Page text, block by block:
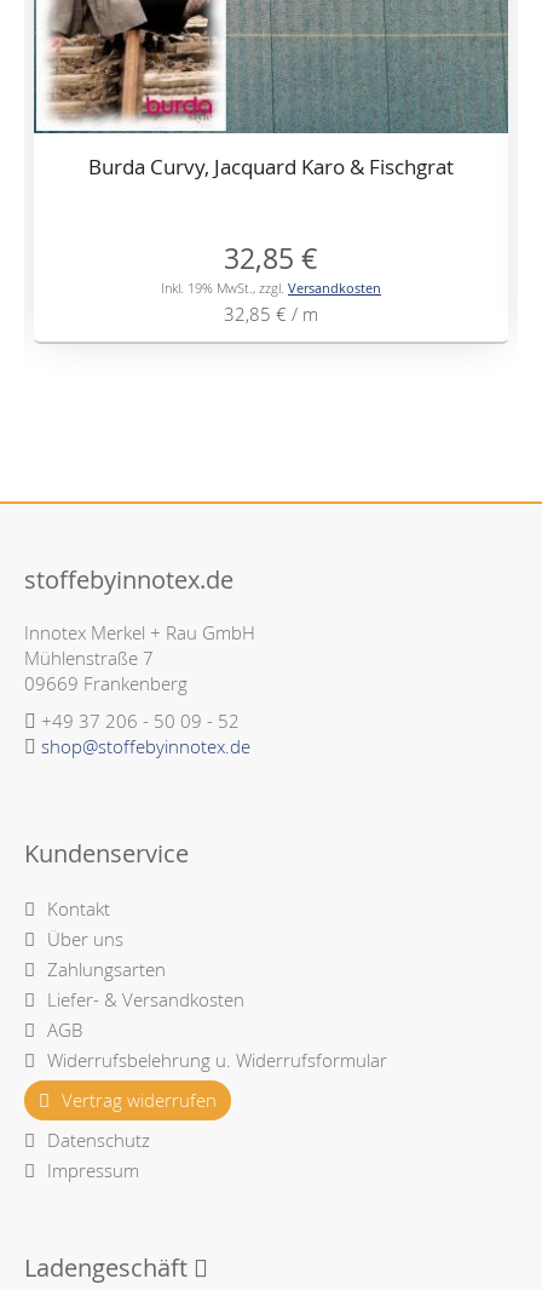
Burda Curvy, Jacquard Karo & Fischgrat
32,85 €
Inkl. 19% MwSt., zzgl. Versandkosten
32,85 € / m
stoffebyinnotex.de
Innotex Merkel + Rau GmbH
Mühlenstraße 7
09669 Frankenberg
+49 37 206 - 50 09 - 52
shop@stoffebyinnotex.de
Kundenservice
Kontakt
Über uns
Zahlungsarten
Liefer- & Versandkosten
AGB
Widerrufsbelehrung u. Widerrufsformular
Vertrag widerrufen
Datenschutz
Impressum
Ladengeschäft